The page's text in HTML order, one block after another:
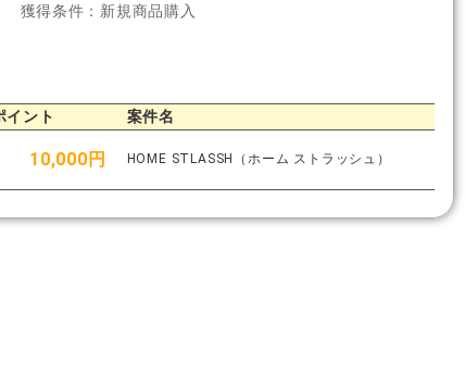
獲得条件：新規商品購入
イント 案件名
10,000円 HOME STLASSH（ホーム ストラッシュ）